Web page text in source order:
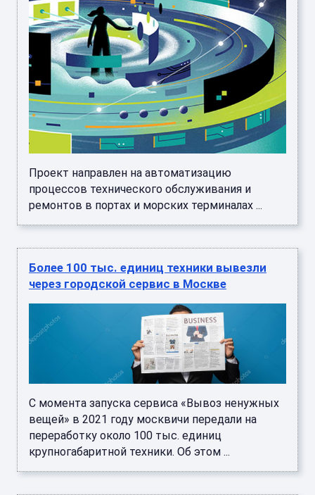
Проект направлен на автоматизацию
процессов технического обслуживания и
ремонтов в портах и морских терминалах ...
Более 100 тыс. единиц техники вывезли
через городской сервис в Москве
С момента запуска сервиса «Вывоз ненужных
вещей» в 2021 году москвичи передали на
переработку около 100 тыс. единиц
крупногабаритной техники. Об этом ...